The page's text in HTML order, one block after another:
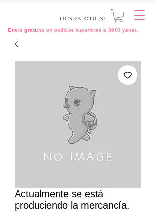
TIENDA ONLINE
Envío gratuito en pedidos superiores a 3980 yenes.
Actualmente se está
produciendo la mercancía.